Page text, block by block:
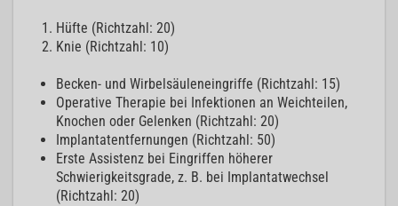
Hüfte (Richtzahl: 20)
Knie (Richtzahl: 10)
Becken- und Wirbelsäuleneingriffe (Richtzahl: 15)
Operative Therapie bei Infektionen an Weichteilen,
Knochen oder Gelenken (Richtzahl: 20)
Implantatentfernungen (Richtzahl: 50)
Erste Assistenz bei Eingriffen höherer
Schwierigkeitsgrade, z. B. bei Implantatwechsel
(Richtzahl: 20)